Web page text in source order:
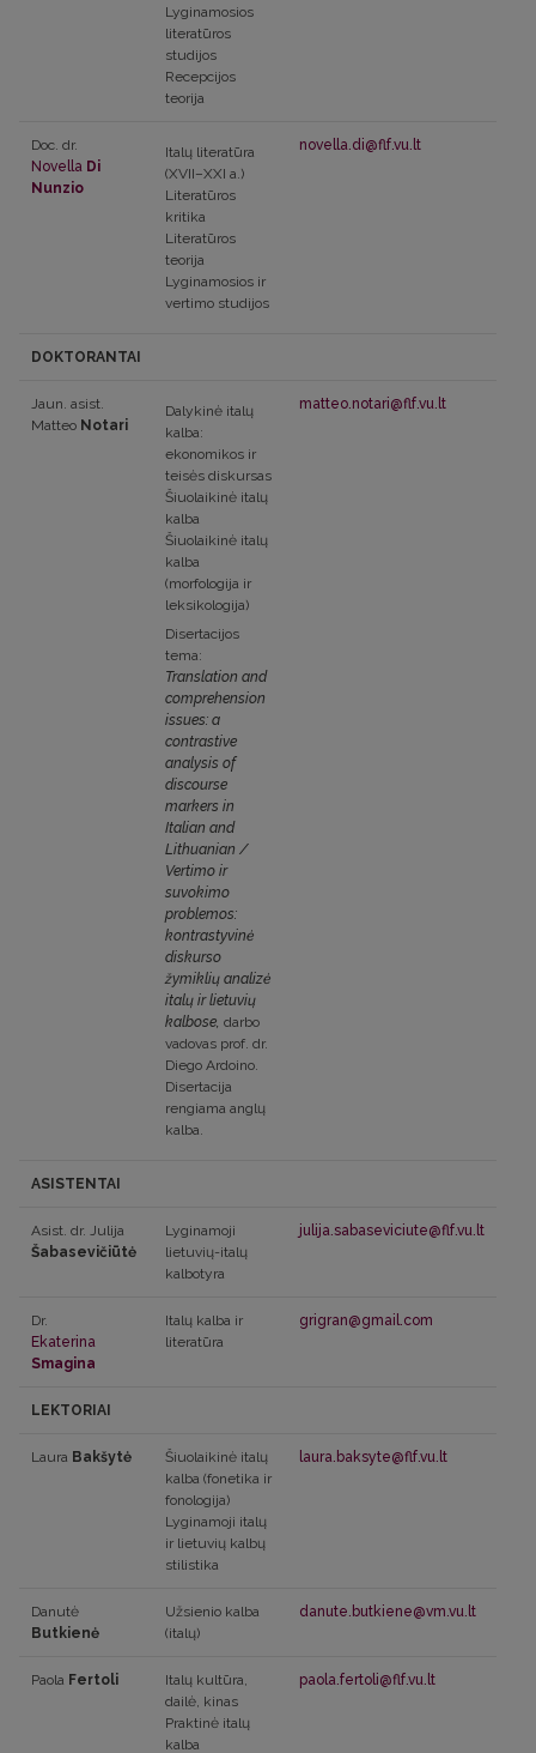
Lyginamosios
literatūros
studijos
Recepcijos
teorija
Doc. dr.
Novella Di
Nunzio
Italų literatūra
(XVII–XXI a.)
Literatūros
kritika
Literatūros
teorija
Lyginamosios ir
vertimo studijos
novella.di@flf.vu.lt
DOKTORANTAI
Jaun. asist.
Matteo Notari
Dalykinė italų
kalba:
ekonomikos ir
teisės diskursas
Šiuolaikinė italų
kalba
Šiuolaikinė italų
kalba
(morfologija ir
leksikologija)
Disertacijos
tema:
Translation and
comprehension
issues: a
contrastive
analysis of
discourse
markers in
Italian and
Lithuanian /
Vertimo ir
suvokimo
problemos:
kontrastyvinė
diskurso
žymiklių analizė
italų ir lietuvių
kalbose, darbo
vadovas prof. dr.
Diego Ardoino.
Disertacija
rengiama anglų
kalba.
matteo.notari@flf.vu.lt
ASISTENTAI
Asist. dr. Julija
Šabasevičiūtė
Lyginamoji
lietuvių-italų
kalbotyra
julija.sabaseviciute@flf.vu.lt
Dr.
Ekaterina
Smagina
Italų kalba ir
literatūra
grigran@gmail.com
LEKTORIAI
Laura Bakšytė
Šiuolaikinė italų
kalba (fonetika ir
fonologija)
Lyginamoji italų
ir lietuvių kalbų
stilistika
laura.baksyte@flf.vu.lt
Danutė
Butkienė
Užsienio kalba
(italų)
danute.butkiene@vm.vu.lt
Paola Fertoli
Italų kultūra,
dailė, kinas
Praktinė italų
kalba
paola.fertoli@flf.vu.lt